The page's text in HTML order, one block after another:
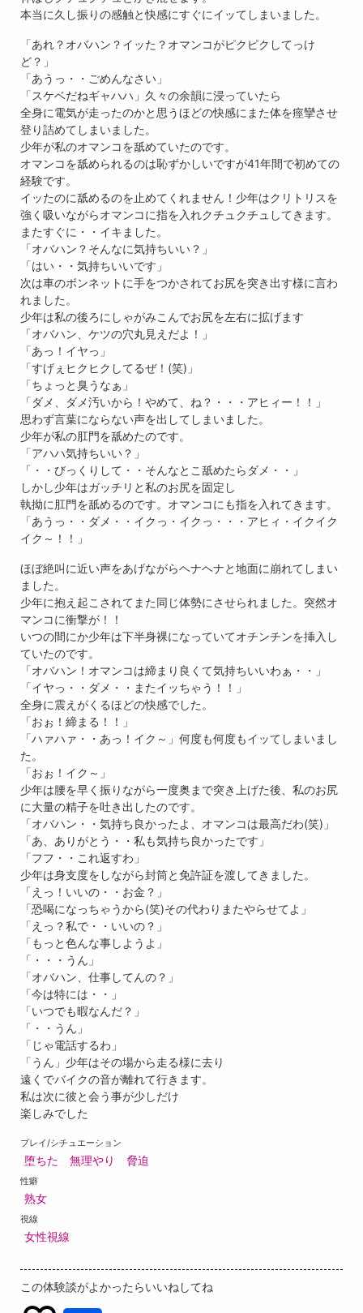
本当に久し振りの感触と快感にすぐにイッてしまいました。
「あれ？オバハン？イッた？オマンコがピクピクしてっけ
ど？」
「あうっ・・ごめんなさい」
「スケベだねギャハハ」久々の余韻に浸っていたら
全身に電気が走ったのかと思うほどの快感にまた体を痙攣させ
登り詰めてしまいました。
少年が私のオマンコを舐めていたのです。
オマンコを舐められるのは恥ずかしいですが41年間で初めての
経験です。
イッたのに舐めるのを止めてくれません！少年はクリトリスを
強く吸いながらオマンコに指を入れクチュクチュしてきます。
またすぐに・・イキました。
「オバハン？そんなに気持ちいい？」
「はい・・気持ちいいです」
次は車のボンネットに手をつかされてお尻を突き出す様に言わ
れました。
少年は私の後ろにしゃがみこんでお尻を左右に拡げます
「オバハン、ケツの穴丸見えだよ！」
「あっ！イヤっ」
「すげぇヒクヒクしてるぜ！(笑)」
「ちょっと臭うなぁ」
「ダメ、ダメ汚いから！やめて、ね？・・・アヒィー！！」
思わず言葉にならない声を出してしまいました。
少年が私の肛門を舐めたのです。
「アハハ気持ちいい？」
「・・びっくりして・・そんなとこ舐めたらダメ・・」
しかし少年はガッチリと私のお尻を固定し
執拗に肛門を舐めるのです。オマンコにも指を入れてきます。
「あうっ・・ダメ・・イクっ・イクっ・・・アヒィ・イクイク
イク～！！」
ほぼ絶叫に近い声をあげながらヘナヘナと地面に崩れてしまい
ました。
少年に抱え起こされてまた同じ体勢にさせられました。突然オ
マンコに衝撃が！！
いつの間にか少年は下半身裸になっていてオチンチンを挿入し
ていたのです。
「オバハン！オマンコは締まり良くて気持ちいいわぁ・・」
「イヤっ・・ダメ・・またイッちゃう！！」
全身に震えがくるほどの快感でした。
「おぉ！締まる！！」
「ハァハァ・・あっ！イク～」何度も何度もイッてしまいまし
た。
「おぉ！イク～」
少年は腰を早く振りながら一度奥まで突き上げた後、私のお尻
に大量の精子を吐き出したのです。
「オバハン・・気持ち良かったよ、オマンコは最高だわ(笑)」
「あ、ありがとう・・私も気持ち良かったです」
「フフ・・これ返すわ」
少年は身支度をしながら封筒と免許証を渡してきました。
「えっ！いいの・・お金？」
「恐喝になっちゃうから(笑)その代わりまたやらせてよ」
「えっ？私で・・いいの？」
「もっと色んな事しようよ」
「・・・うん」
「オバハン、仕事してんの？」
「今は特には・・」
「いつでも暇なんだ？」
「・・うん」
「じゃ電話するわ」
「うん」少年はその場から走る様に去り
遠くでバイクの音が離れて行きます。
私は次に彼と会う事が少しだけ
楽しみでした
プレイ/シチュエーション
堕ちた 無理やり 脅迫
性癖
熟女
視線
女性視線
この体験談がよかったらいいねしてね